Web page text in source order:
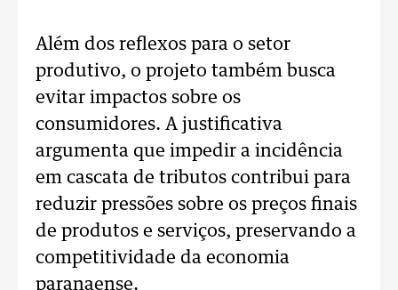
Além dos reflexos para o setor
produtivo, o projeto também busca
evitar impactos sobre os
consumidores. A justificativa
argumenta que impedir a incidência
em cascata de tributos contribui para
reduzir pressões sobre os preços finais
de produtos e serviços, preservando a
competitividade da economia
paranaense.